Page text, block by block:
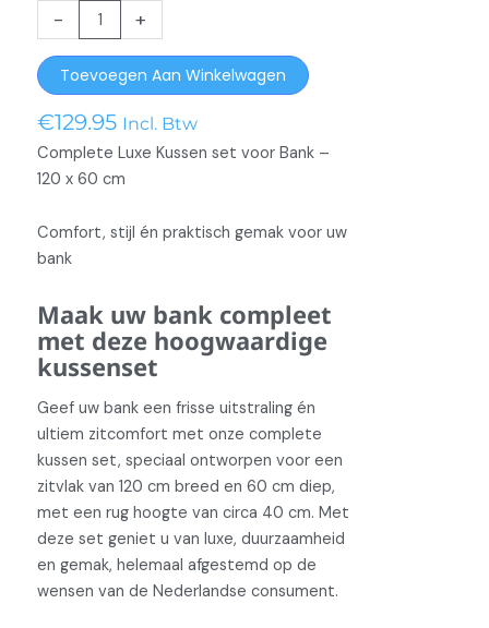
€129.95 Incl. Btw
-
longebank
120
cm
Zwart
aantal
+
Toevoegen Aan Winkelwagen
Complete Luxe Kussen set voor Bank –
120 x 60 cm
Comfort, stijl én praktisch gemak voor uw
bank
Maak uw bank compleet
met deze hoogwaardige
kussenset
Geef uw bank een frisse uitstraling én
ultiem zitcomfort met onze complete
kussen set, speciaal ontworpen voor een
zitvlak van 120 cm breed en 60 cm diep,
met een rug hoogte van circa 40 cm. Met
deze set geniet u van luxe, duurzaamheid
en gemak, helemaal afgestemd op de
wensen van de Nederlandse consument.